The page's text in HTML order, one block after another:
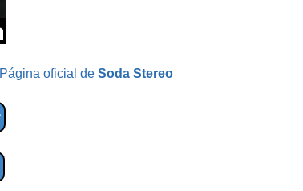
Página oficial deSoda Stereo